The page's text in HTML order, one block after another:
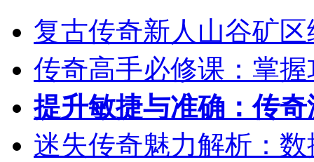
复古传奇新人山谷矿
传奇高手必修课：掌
提升敏捷与准确：传奇
迷失传奇魅力解析：